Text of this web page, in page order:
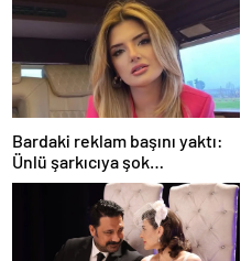
Bardaki reklam başını yaktı:
Ünlü şarkıcıya şok
soruşturma! Haberim yoktu…